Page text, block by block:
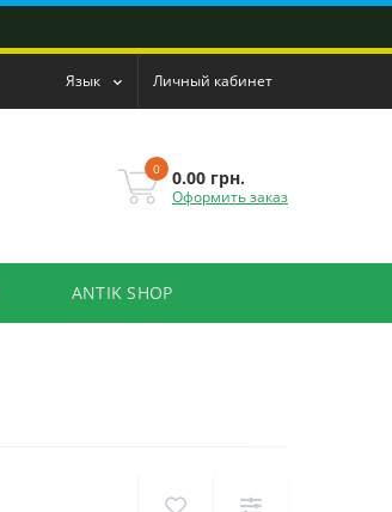
Язык Личный кабинет
0 0.00 грн.
Оформить заказ
ANTIK SHOP